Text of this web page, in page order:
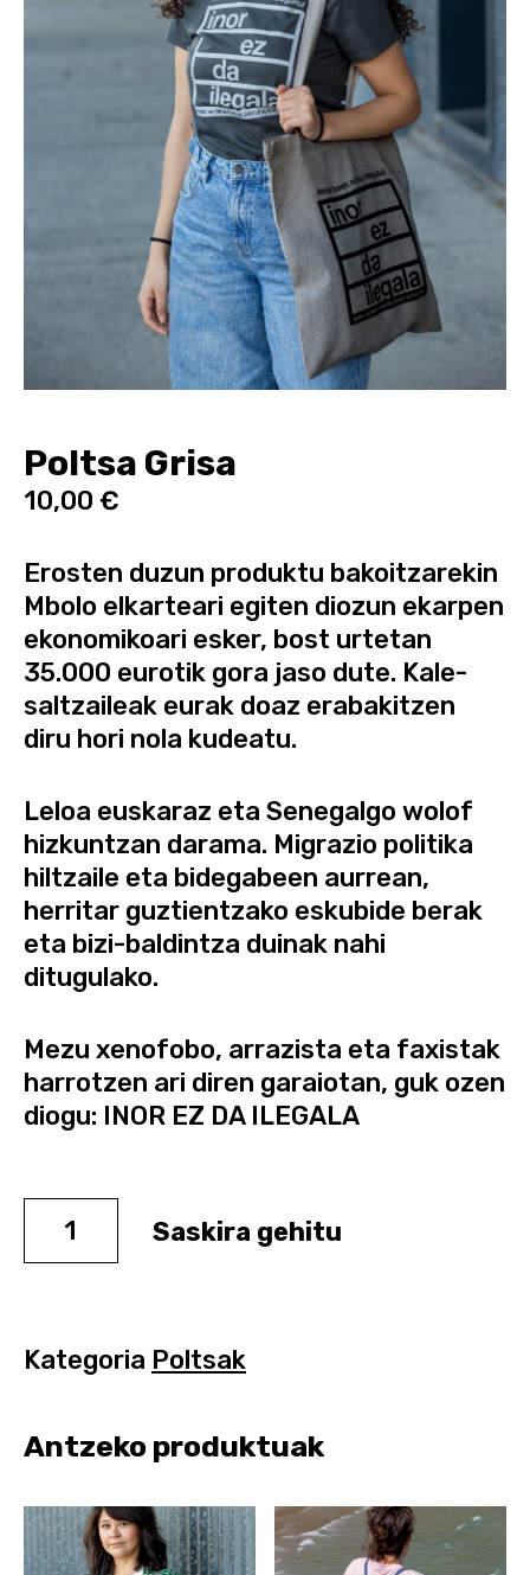
Poltsa Grisa
10,00 €
Erosten duzun produktu bakoitzarekin
Mbolo elkarteari egiten diozun ekarpen
ekonomikoari esker, bost urtetan
35.000 eurotik gora jaso dute. Kale-
saltzaileak eurak doaz erabakitzen
diru hori nola kudeatu.
Leloa euskaraz eta Senegalgo wolof
hizkuntzan darama. Migrazio politika
hiltzaile eta bidegabeen aurrean,
herritar guztientzako eskubide berak
eta bizi-baldintza duinak nahi
ditugulako.
Mezu xenofobo, arrazista eta faxistak
harrotzen ari diren garaiotan, guk ozen
diogu: INOR EZ DA ILEGALA
Saskira gehitu
Kategoria Poltsak
Antzeko produktuak